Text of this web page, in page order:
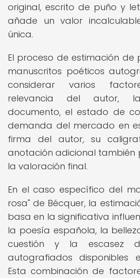
original, escrito de puño y
añade un valor
única.
El proceso de estimación de
manuscritos poéticos
considerar varios
relevancia del autor,
documento, el estado de
demanda del mercado en
firma del autor, su
anotación adicional también
la valoración final.
En el caso específico del
rosa" de Bécquer, la
basa en la significativa
la poesía española, la
cuestión y la escasez
autografiados disponibles
Esta combinación de